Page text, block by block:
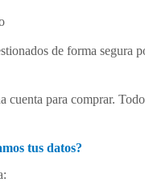
de forma segura
cuenta para comprar.
tus datos?